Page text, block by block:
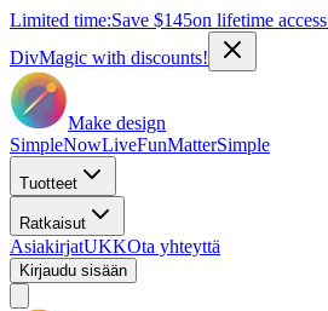
Limited time:Save $145on lifetime access
DivMagic with discounts!
Make design
SimpleNowLiveFunMatterSimple
Tuotteet
Ratkaisut
AsiakirjatUKKOta yhteyttä
Kirjaudu sisään